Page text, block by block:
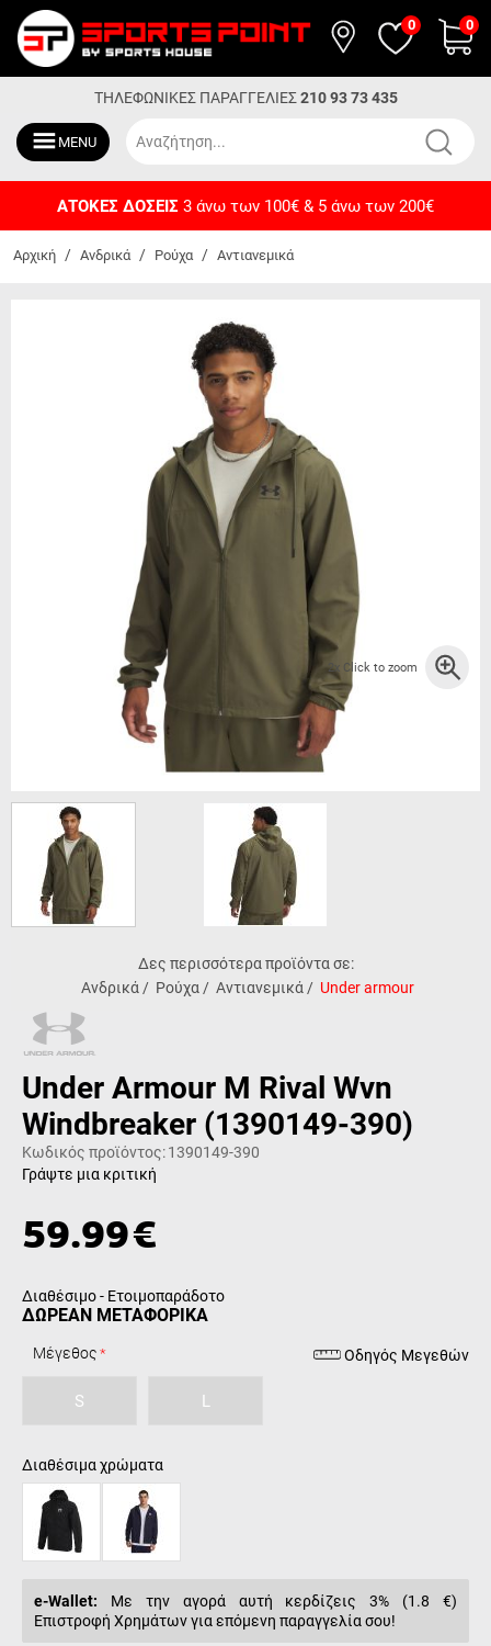
0 0
ΤΗΛΕΦΩΝΙΚΕΣ ΠΑΡΑΓΓΕΛΙΕΣ 210 93 73 435
MENU
ΔΩΡΕΑΝ ΜΕΤΑΦΟΡΙΚΑΓια αγορές άνω των 50€
Αρχική / Ανδρικά / Ρούχα / Αντιανεμικά
2x Click to zoom
Δες περισσότερα προϊόντα σε:
Ανδρικά / Ρούχα / Αντιανεμικά / Under armour
Under Armour M Rival Wvn
Windbreaker (1390149-390)
Κωδικός προϊόντος:1390149-390
Γράψτε μια κριτική
59.99€
Διαθέσιμο - Ετοιμοπαράδοτο
ΔΩΡΕΑΝ ΜΕΤΑΦΟΡΙΚΑ
Οδηγός Μεγεθών
Μέγεθος
S L
Διαθέσιμα χρώματα
e-Wallet: Με την αγορά αυτή κερδίζεις 3% (1.8 €)
Επιστροφή Χρημάτων για επόμενη παραγγελία σου!